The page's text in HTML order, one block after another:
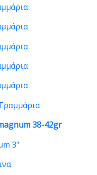
38-42gr
3"